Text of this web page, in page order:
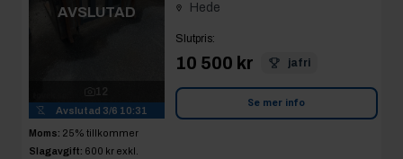
AVSLUTAD
Avslutad 3/6 10:31
Moms: 25% tillkommer
Slagavgift: 600 kr exkl.
Hede
Slutpris:
10 500 kr jafri
Se mer info